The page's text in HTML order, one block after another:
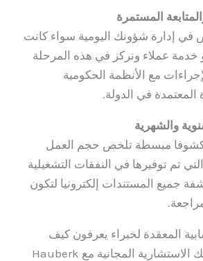
في إدارة شؤونك اليومية سواء كانت
خدمة عملاء ونركز في هذه المرحلة
مع الأنظمة الحكومية
المعتمدة في الدولة.
كشوفا مبسطة تلخص حجم العمل
تم توفيرها في النفقات التشغيلية
جميع المستندات إلكترونيا لتكون
المعقدة لخبراء يعرفون كيف
جلستك الاستشارية المجانية مع Hauberk